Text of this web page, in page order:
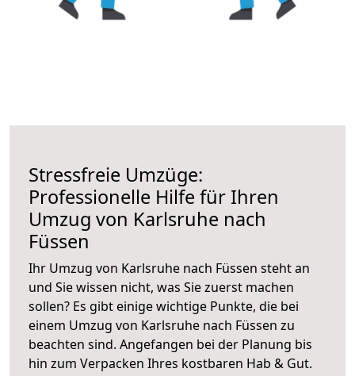
Stressfreie Umzüge:
Professionelle Hilfe für Ihren
Umzug von Karlsruhe nach
Füssen
Ihr Umzug von Karlsruhe nach Füssen steht an
und Sie wissen nicht, was Sie zuerst machen
sollen? Es gibt einige wichtige Punkte, die bei
einem Umzug von Karlsruhe nach Füssen zu
beachten sind. Angefangen bei der Planung bis
hin zum Verpacken Ihres kostbaren Hab & Gut.